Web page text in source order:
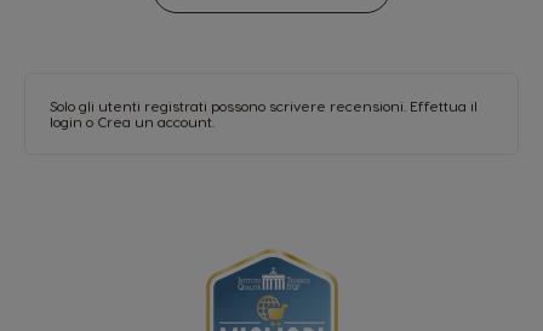
Solo gli utenti registrati possono scrivere recensioni. Effettua il
login o Crea un account